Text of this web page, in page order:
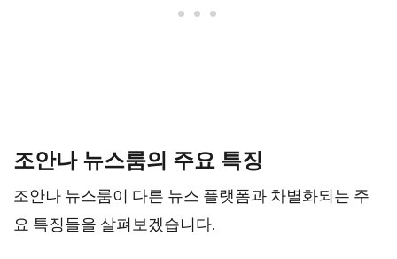
조안나 뉴스룸의 주요 특징
조안나 뉴스룸이 다른 뉴스 플랫폼과 차별화되는 주
요 특징들을 살펴보겠습니다.